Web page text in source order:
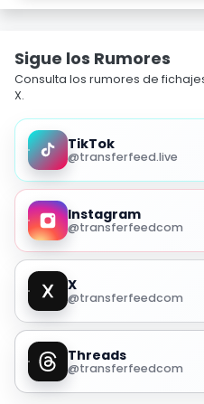
Sigue los Rumores
Consulta los rumores de
X.
TikTok
@transferfeed.live
Instagram
@transferfeedcom
X
@transferfeedcom
Threads
@transferfeedcom